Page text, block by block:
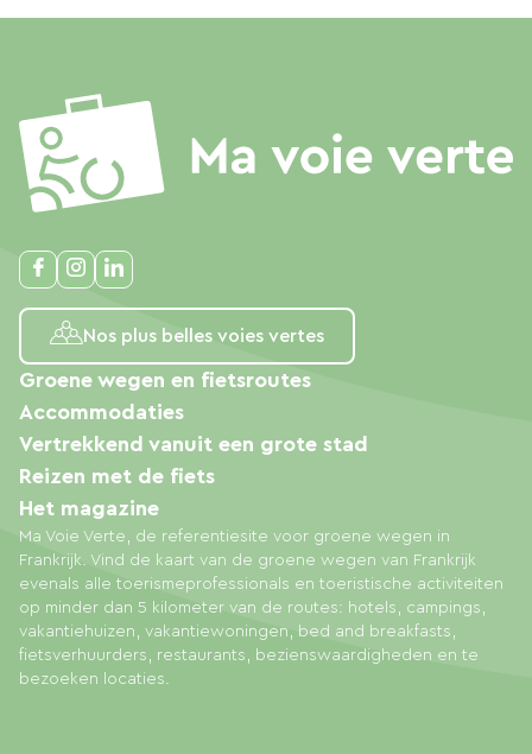
Nos plus belles voies vertes
Ma Voie Verte, de referentiesite voor groene wegen in
Frankrijk. Vind de kaart van de groene wegen van Frankrijk
evenals alle toerismeprofessionals en toeristische activiteiten
op minder dan 5 kilometer van de routes: hotels, campings,
vakantiehuizen, vakantiewoningen, bed and breakfasts,
fietsverhuurders, restaurants, bezienswaardigheden en te
bezoeken locaties.
Groene wegen en fietsroutes
Accommodaties
Vertrekkend vanuit een grote stad
Reizen met de fiets
Het magazine